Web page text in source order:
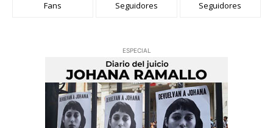
Fans Seguidores Seguidores
ESPECIAL